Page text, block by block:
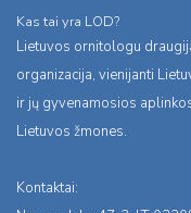
Kas tai yra LOD?
Lietuvos ornitologu
organizacija, vienijanti
ir jų gyvenamosios
Lietuvos žmones.
Kontaktai: